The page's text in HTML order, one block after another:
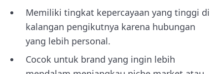
Memiliki tingkat kepercayaan yang tinggi di
kalangan pengikutnya karena hubungan
yang lebih personal.
Cocok untuk brand yang ingin lebih